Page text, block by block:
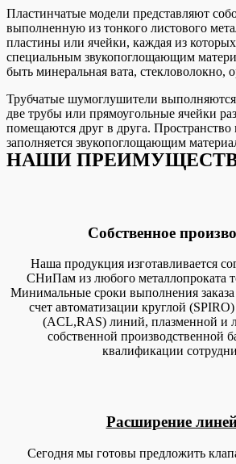
Пластинчатые модели представляют
выполненную из тонкого листового
пластины или ячейки, каждая из
специальным звукопоглощающим
быть минеральная вата, стекловолокно,
Трубчатые шумоглушители
две трубы или прямоугольные ячейки
помещаются друг в друга.
заполняется звукопоглощающим
НАШИ
Собственное
Наша продукция изготавливается
СНиПам из любого металлопроката
Минимальные сроки выполнения
счет автоматизации круглой
(AСL,RAS) линий, плазменной и
собственной производственной
квалификации
Расширение
Сегодня мы готовы предложить